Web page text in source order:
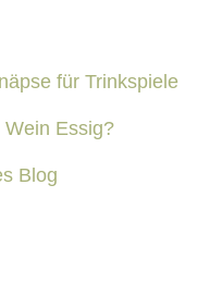
für Trinkspiele
Essig?
Blog